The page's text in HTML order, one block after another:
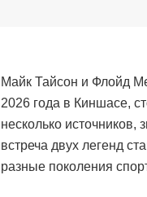
Майк Тайсон и Флойд
2026 года в Киншасе,
несколько
встреча двух легенд
разные поколения